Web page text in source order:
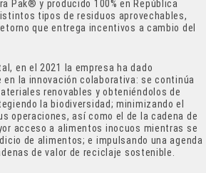
Pak® y producido 100% en República
tipos de residuos aprovechables,
que entrega incentivos a cambio del
en el 2021 la empresa ha dado
la innovación colaborativa: se continúa
renovables y obteniéndolos de
la biodiversidad; minimizando el
operaciones, así como el de la cadena de
acceso a alimentos inocuos mientras se
de alimentos; e impulsando una agenda
de valor de reciclaje sostenible.